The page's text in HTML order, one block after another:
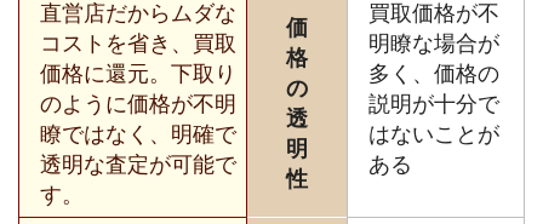
直営店だからムダな
コストを省き、買取
価格に還元。下取り
のように価格が不明
瞭ではなく、明確で
透明な査定が可能で
す。
価
格
の
透
明
性
買取価格が不
明瞭な場合が
多く、価格の
説明が十分で
はないことが
ある